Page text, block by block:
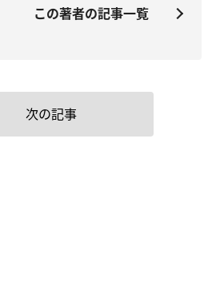
この著者の記事一覧
次の記事